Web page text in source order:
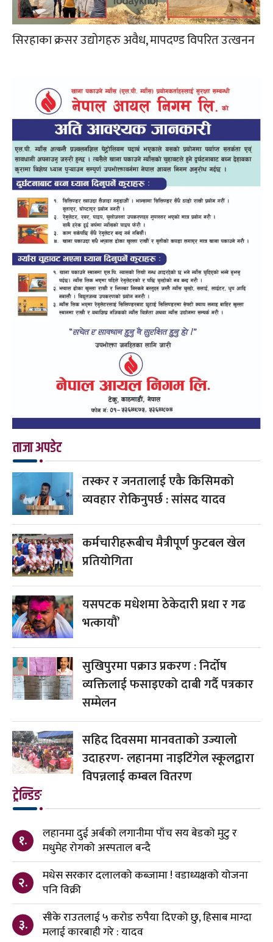
सिरहाका क्रसर उद्योगहरु अवैध, मापदण्ड विपरित उत्खनन
ताजा अपडेट
तस्कर र जनतालाई एकै किसिमको
व्यवहार रोकिनुपर्छ : सांसद यादव
कर्मचारीहरूबीच मैत्रीपूर्ण फुटबल खेल
प्रतियोगिता
यसपटक मधेशमा ठेकेदारी प्रथा र गढ
भत्कायौं’
सुखिपुरमा पक्राउ प्रकरण : निर्दोष
व्यक्तिलाई फसाइएको दाबी गर्दै पत्रकार
सम्मेलन
सहिद दिवसमा मानवताको उज्यालो
उदाहरण- लहानमा नाइटिंगेल स्कूलद्वारा
विपन्नलाई कम्बल वितरण
ट्रेन्डिङ
१.
लहानमा दुई अर्बको लगानीमा पाँच सय बेडको मुटु र
मधुमेह रोगको अस्पताल बन्दै
२.
मधेस सरकार दलालको कब्जामा ! वडाध्यक्षको योजना
पनि विक्री
३.
सीके राउतलाई ५ करोड रुपैया दिएको छु, हिसाब माग्दा
मलाई कारबाही गरे : यादव